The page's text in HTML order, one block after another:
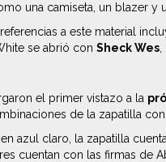
una camiseta, un blazer y
referencias a este material
se abrió con Sheck Wes,
el primer vistazo a la
de la zapatilla
azul claro, la zapatilla
cuentan con las firmas de